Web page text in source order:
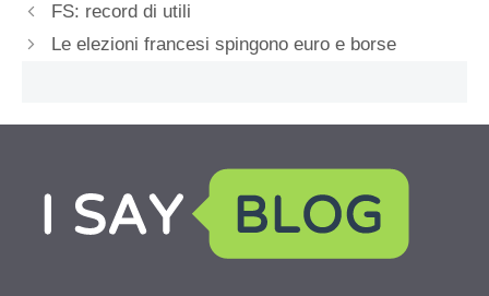
FS: record di utili
Le elezioni francesi spingono euro e borse